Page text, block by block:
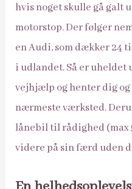
hvis noget skulle gå galt
motorstop. Der følger
en Audi, som dækker 24
i udlandet. Så er uheldet
vejhjælp og henter dig
nærmeste værksted.
lånebil til rådighed (max
videre på sin færd uden